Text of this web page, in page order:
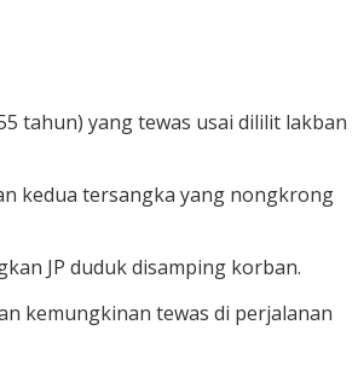
tahun) yang tewas usai dililit lakban
kedua tersangka yang nongkrong
JP duduk disamping korban.
kemungkinan tewas di perjalanan